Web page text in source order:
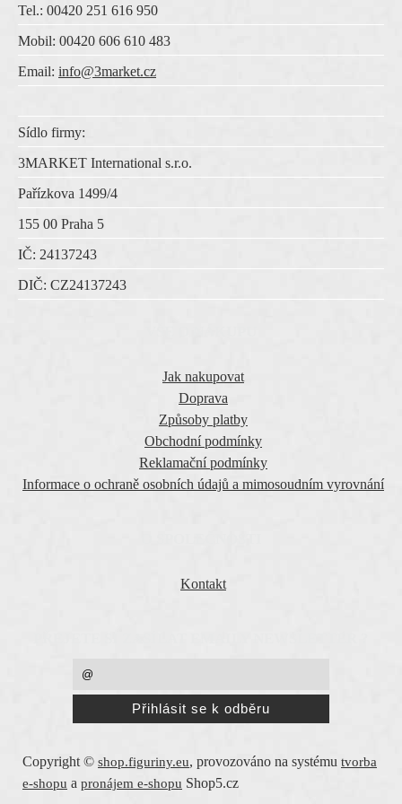
Tel.: 00420 251 616 950
Mobil: 00420 606 610 483
Email: info@3market.cz
Sídlo firmy:
3MARKET International s.r.o.
Pařízkova 1499/4
155 00 Praha 5
IČ: 24137243
DIČ: CZ24137243
Jak nakupovat
Doprava
Způsoby platby
Obchodní podmínky
Reklamační podmínky
Informace o ochraně osobních údajů a mimosoudním vyrovnání
Kontakt
Copyright © shop.figuriny.eu, provozováno na systému tvorba
e-shopu a pronájem e-shopu Shop5.cz